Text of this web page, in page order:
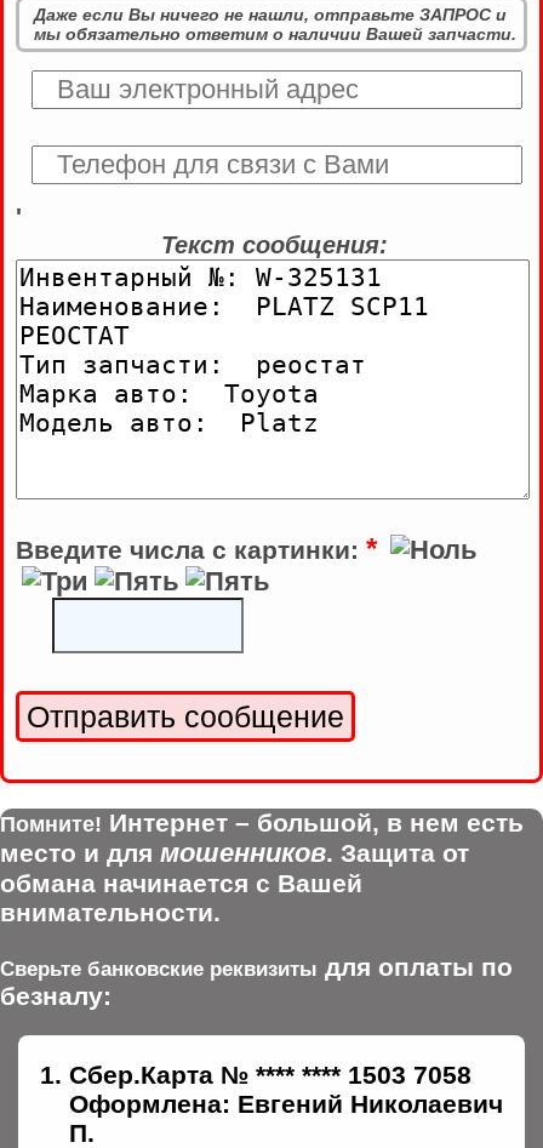
Даже если Вы ничего не нашли, отправьте ЗАПРОС и
мы обязательно ответим о наличии Вашей запчасти.
'
Текст сообщения:
Введите числа с картинки: *
Помните! Интернет – большой, в нем есть
место и для мошенников. Защита от
обмана начинается с Вашей
внимательности.
Сверьте банковские реквизиты для оплаты по
безналу:
Сбер.Карта № **** **** 1503 7058
Оформлена: Евгений Николаевич
П.